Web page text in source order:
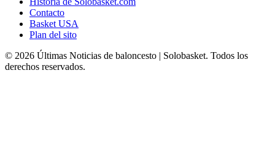
Contacto
Basket USA
Plan del sito
© 2026 Últimas Noticias de baloncesto | Solobasket. Todos los
derechos reservados.